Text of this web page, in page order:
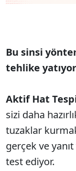
Bu sinsi
tehlike
Aktif Hat
sizi daha
tuzaklar
gerçek ve
test ediyor.